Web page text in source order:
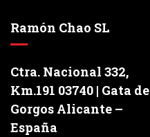
Ramón Chao SL
Ctra. Nacional 332,
Km.191 03740 | Gata de
Gorgos Alicante –
España